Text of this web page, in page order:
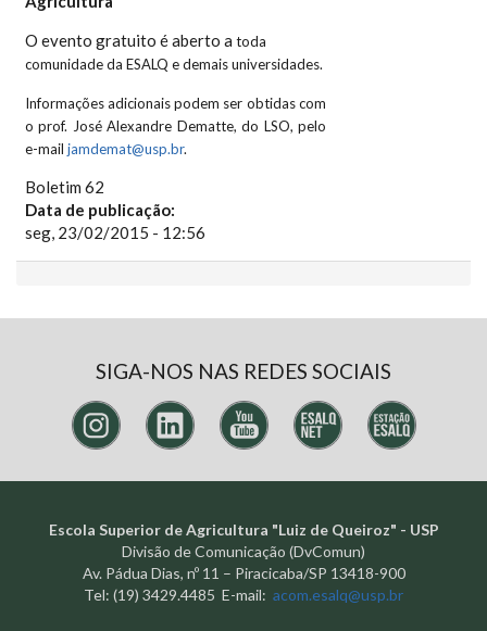
O evento gratuito é aberto a toda
comunidade da ESALQ e demais universidades.
Informações adicionais podem ser obtidas com
o prof. José Alexandre Dematte, do LSO, pelo
e-mail jamdemat@usp.br.
Boletim 62
Data de publicação:
seg, 23/02/2015 - 12:56
SIGA-NOS NAS REDES SOCIAIS
Escola Superior de Agricultura "Luiz de Queiroz" - USP
Divisão de Comunicação (DvComun)
Av. Pádua Dias, nº 11 – Piracicaba/SP 13418-900
Tel: (19) 3429.4485 E-mail: acom.esalq@usp.br